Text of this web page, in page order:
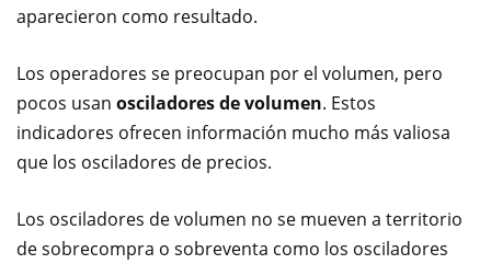
aparecieron como resultado.
Los operadores se preocupan por el volumen, pero
pocos usan osciladores de volumen. Estos
indicadores ofrecen información mucho más valiosa
que los osciladores de precios.
Los osciladores de volumen no se mueven a territorio
de sobrecompra o sobreventa como los osciladores